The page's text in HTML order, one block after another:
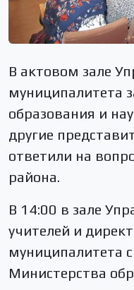
В актовом зале
муниципалитета
образования и
другие
ответили на
района.
В 14:00 в зале
учителей и
муниципалитета
Министерства